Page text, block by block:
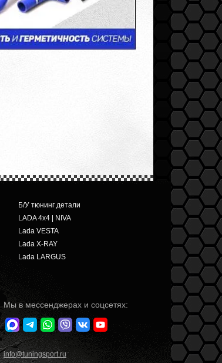
Б/У тюнинг детали
LADA 4x4 | NIVA
Lada VESTA
Lada X-RAY
Lada LARGUS
Мы в мессенджерах и соцсетях:
info@tuningsport.ru